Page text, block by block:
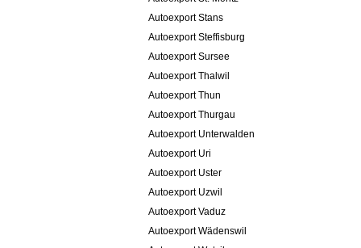
Autoexport Stans
Autoexport Steffisburg
Autoexport Sursee
Autoexport Thalwil
Autoexport Thun
Autoexport Thurgau
Autoexport Unterwalden
Autoexport Uri
Autoexport Uster
Autoexport Uzwil
Autoexport Vaduz
Autoexport Wädenswil